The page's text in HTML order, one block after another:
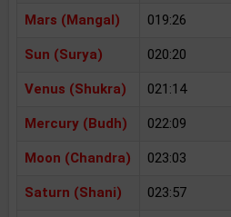
Mars (Mangal) 019:26
Sun (Surya) 020:20
Venus (Shukra) 021:14
Mercury (Budh) 022:09
Moon (Chandra) 023:03
Saturn (Shani) 023:57